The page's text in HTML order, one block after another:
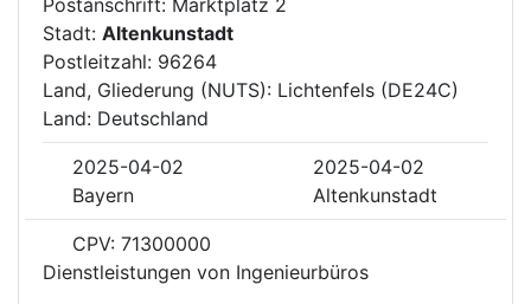
Stadt: Altenkunstadt
Postleitzahl: 96264
Land, Gliederung (NUTS): Lichtenfels (DE24C)
Land: Deutschland
2025-04-02
2025-04-02
Bayern
Altenkunstadt
CPV: 71300000
Dienstleistungen von Ingenieurbüros